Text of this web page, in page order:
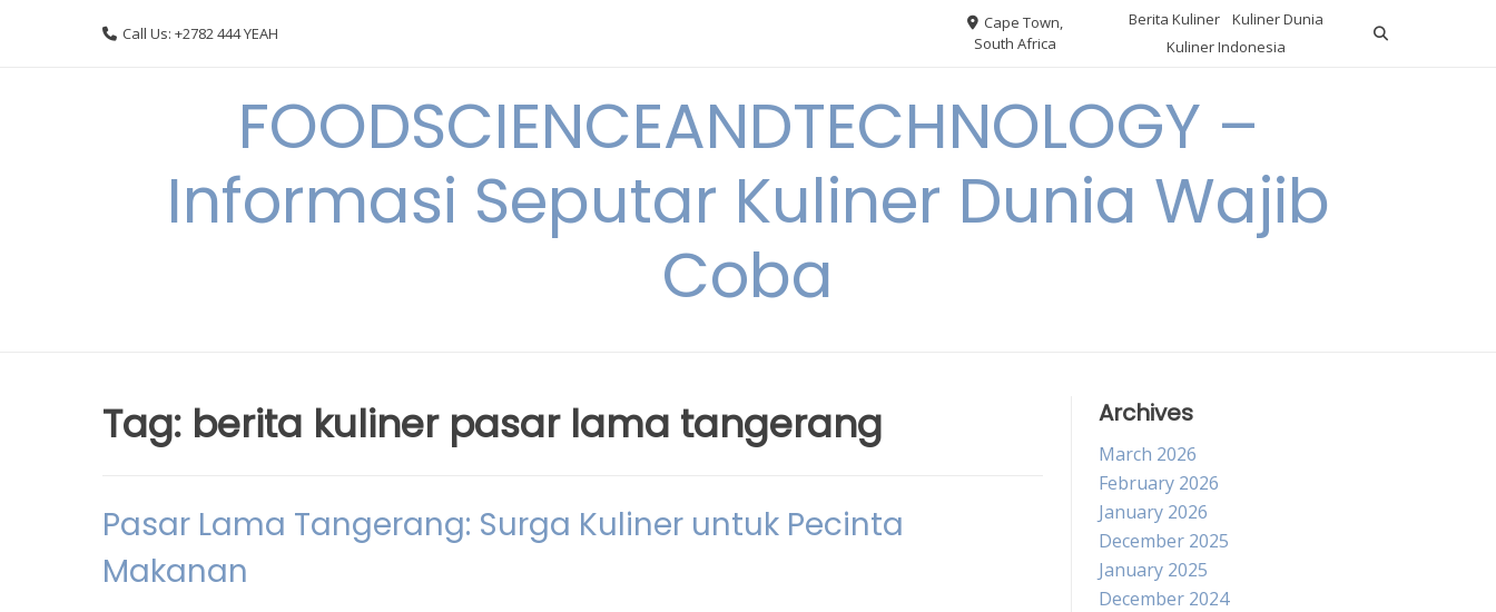
Call Us: +2782 444 YEAH
Cape Town,
South Africa
Berita Kuliner
Kuliner Dunia
Kuliner Indonesia
FOODSCIENCEANDTECHNOLOGY –
Informasi Seputar Kuliner Dunia Wajib
Coba
Tag: berita kuliner pasar lama tangerang
Pasar Lama Tangerang: Surga Kuliner untuk Pecinta
Makanan
Archives
March 2026
February 2026
January 2026
December 2025
January 2025
December 2024